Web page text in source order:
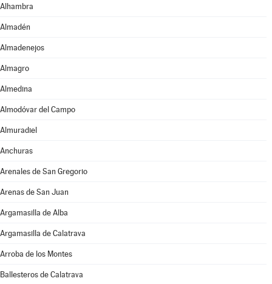
Alhambra
Almadén
Almadenejos
Almagro
Almedina
Almodóvar del Campo
Almuradiel
Anchuras
Arenales de San Gregorio
Arenas de San Juan
Argamasilla de Alba
Argamasilla de Calatrava
Arroba de los Montes
Ballesteros de Calatrava